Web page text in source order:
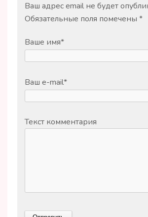
Ваш адрес email не будет
Обязательные поля помечены *
Ваше имя*
Ваш e-mail*
Текст комментария